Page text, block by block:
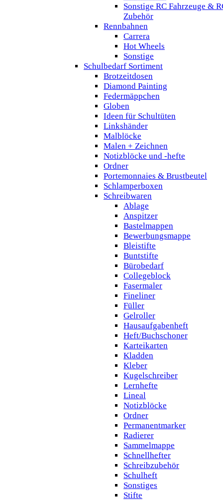
Sonstige RC Fahrzeuge &
Zubehör
Rennbahnen
Carrera
Hot Wheels
Sonstige
Schulbedarf Sortiment
Brotzeitdosen
Diamond Painting
Federmäppchen
Globen
Ideen für Schultüten
Linkshänder
Malblöcke
Malen + Zeichnen
Notizblöcke und -hefte
Ordner
Portemonnaies & Brustbeutel
Schlamperboxen
Schreibwaren
Ablage
Anspitzer
Bastelmappen
Bewerbungsmappe
Bleistifte
Buntstifte
Bürobedarf
Collegeblock
Fasermaler
Fineliner
Füller
Gelroller
Hausaufgabenheft
Heft/Buchschoner
Karteikarten
Kladden
Kleber
Kugelschreiber
Lernhefte
Lineal
Notizblöcke
Ordner
Permanentmarker
Radierer
Sammelmappe
Schnellhefter
Schreibzubehör
Schulheft
Sonstiges
Stifte